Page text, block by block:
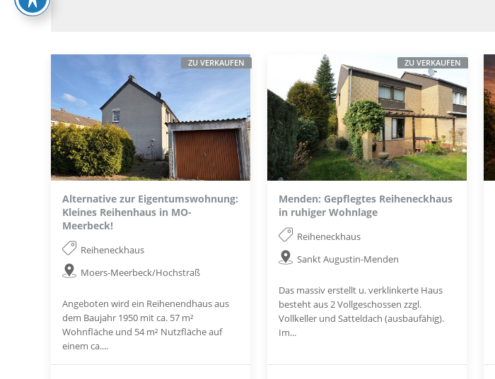
Alternative zur Eigentumswohnung:
Kleines Reihenhaus in MO-
Meerbeck!
Reiheneckhaus
Moers-Meerbeck/Hochstraß
Angeboten wird ein Reihenendhaus aus
dem Baujahr 1950 mit ca. 57 m²
Wohnfläche und 54 m² Nutzfläche auf
einem ca....
ZU VERKAUFEN
Menden: Gepflegtes Reiheneckhaus
in ruhiger Wohnlage
Reiheneckhaus
Sankt Augustin-Menden
Das massiv erstellt u. verklinkerte Haus
besteht aus 2 Vollgeschossen zzgl.
Vollkeller und Satteldach (ausbaufähig).
Im...
ZU VERKAUFEN